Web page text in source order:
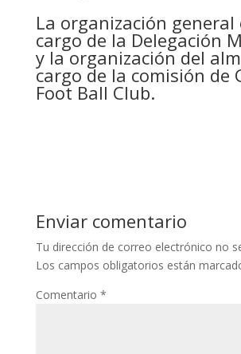
La organización general
cargo de la Delegación
y la organización del
cargo de la comisión de
Foot Ball Club.
Enviar comentario
Tu dirección de correo electrónico no
Los campos obligatorios están
Comentario *